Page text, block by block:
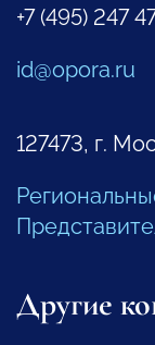
+7 (495) 247
id@opora.ru
127473, г.
Другие